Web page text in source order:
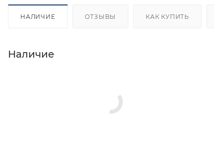
НАЛИЧИЕ ОТЗЫВЫ КАК КУПИТЬ
Наличие